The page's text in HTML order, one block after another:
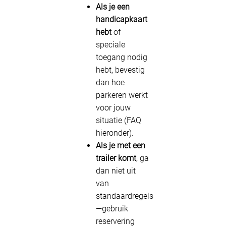
Als je een
handicapkaart
hebtof
speciale
toegang nodig
hebt, bevestig
dan hoe
parkeren werkt
voor jouw
situatie (FAQ
hieronder).
Als je met een
trailer komt, ga
dan niet uit
van
standaardregels
—gebruik
reservering